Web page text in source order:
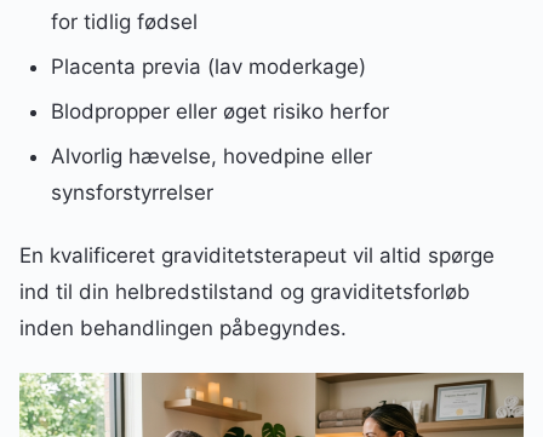
for tidlig fødsel
Placenta previa (lav moderkage)
Blodpropper eller øget risiko herfor
Alvorlig hævelse, hovedpine eller
synsforstyrrelser
En kvalificeret graviditetsterapeut vil altid spørge
ind til din helbredstilstand og graviditetsforløb
inden behandlingen påbegyndes.